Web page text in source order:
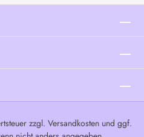
zzgl. Versandkostenund ggf.